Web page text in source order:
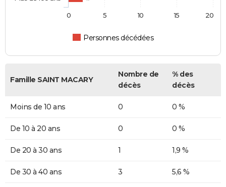
Personnes décédées
0 5 10 15 20
Famille SAINT MACARY
Nombre de
décès
% des
décès
Moins de 10 ans 0 0 %
De 10 à 20 ans 0 0 %
De 20 à 30 ans 1 1,9 %
De 30 à 40 ans 3 5,6 %